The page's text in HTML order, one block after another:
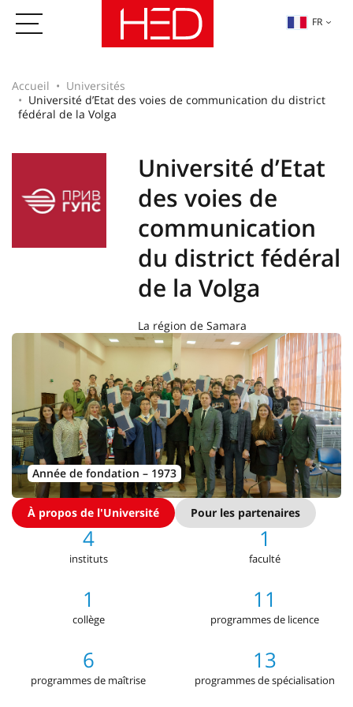
FR
Accueil
Universités
Université d’Etat des voies de communication du district
fédéral de la Volga
Université d’Etat
des voies de
communication
du district fédéral
de la Volga
La région de Samara
Année de fondation – 1973
À propos de l'Université Pour les partenaires
4
instituts
1
faculté
1
collège
11
programmes de licence
6
programmes de maîtrise
13
programmes de spécialisation